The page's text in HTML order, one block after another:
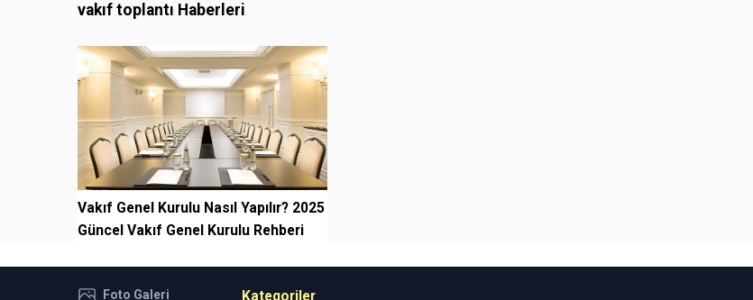
vakıf toplantı Haberleri
Vakıf Genel Kurulu Nasıl Yapılır? 2025
Güncel Vakıf Genel Kurulu Rehberi
Foto Galeri Kategoriler